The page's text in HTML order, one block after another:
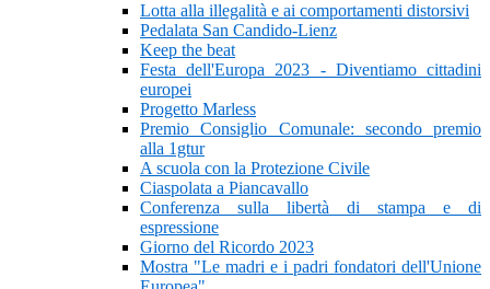
Lotta alla illegalità e ai comportamenti distorsivi
Pedalata San Candido-Lienz
Keep the beat
Festa dell'Europa 2023 - Diventiamo cittadini
europei
Progetto Marless
Premio Consiglio Comunale: secondo premio
alla 1gtur
A scuola con la Protezione Civile
Ciaspolata a Piancavallo
Conferenza sulla libertà di stampa e di
espressione
Giorno del Ricordo 2023
Mostra "Le madri e i padri fondatori dell'Unione